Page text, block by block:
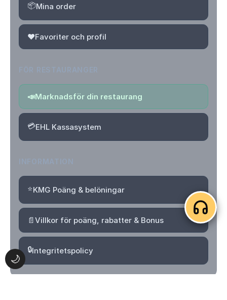
🌙
📦Mina order
❤️Favoriter och profil
📣Marknadsför din restaurang
💳EHL Kassasystem
⭐KMG Poäng & belöningar
📄Villkor för poäng, rabatter & Bonus
🔒Integritetspolicy